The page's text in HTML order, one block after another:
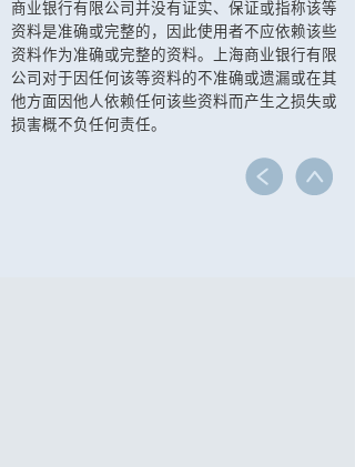
商业银行有限公司并没有证实、保证或指称该等
资料是准确或完整的，因此使用者不应依赖该些
资料作为准确或完整的资料。上海商业银行有限
公司对于因任何该等资料的不准确或遗漏或在其
他方面因他人依赖任何该些资料而产生之损失或
损害概不负任何责任。